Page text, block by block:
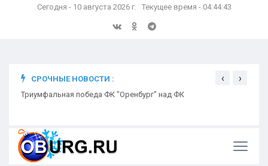
Сегодня - 10 августа 2026 г. Текущее время - 04:44:44
СРОЧНЫЕ НОВОСТИ :
Триумфальная победа ФК "Оренбург" над ФК
‹ ›